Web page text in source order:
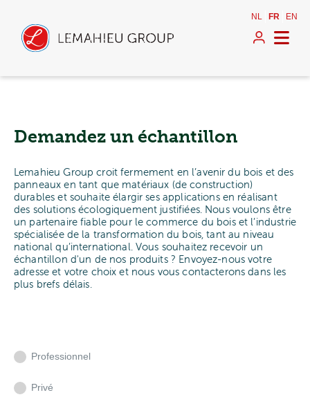
NL FR EN
Demandez un échantillon
Lemahieu Group croit fermement en l’avenir du bois et des
panneaux en tant que matériaux (de construction)
durables et souhaite élargir ses applications en réalisant
des solutions écologiquement justifiées. Nous voulons être
un partenaire fiable pour le commerce du bois et l’industrie
spécialisée de la transformation du bois, tant au niveau
national qu’international. Vous souhaitez recevoir un
échantillon d'un de nos produits ? Envoyez-nous votre
adresse et votre choix et nous vous contacterons dans les
plus brefs délais.
Professionnel
Privé